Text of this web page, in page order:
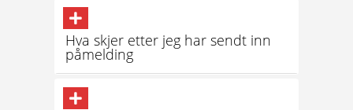
Hva skjer etter jeg har sendt inn
påmelding